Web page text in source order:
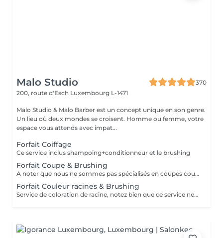
Malo Studio
370
200, route d'Esch Luxembourg L-1471
Malo Studio & Malo Barber est un concept unique en son genre.
Un lieu où deux mondes se croisent. Homme ou femme, votre
espace vous attends avec impat...
Forfait Coiffage
Ce service inclus shampoing+conditionneur et le brushing
Forfait Coupe & Brushing
A noter que nous ne sommes pas spécialisés en coupes courtes.
Forfait Couleur racines & Brushing
Service de coloration de racine, notez bien que ce service ne permet pas d‘effectuer d’importants éclaircissements tel qu‘un balayage ou des mèches.